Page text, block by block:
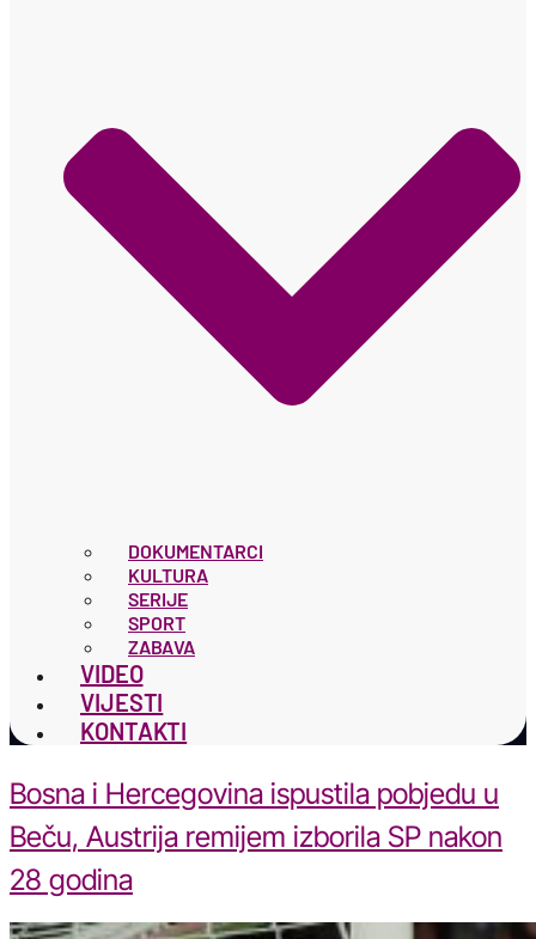
DOKUMENTARCI
KULTURA
SERIJE
SPORT
ZABAVA
VIDEO
VIJESTI
KONTAKTI
Bosna i Hercegovina ispustila pobjedu u
Beču, Austrija remijem izborila SP nakon
28 godina